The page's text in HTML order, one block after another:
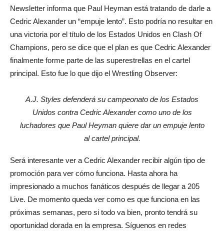
Newsletter informa que Paul Heyman está tratando de darle a
Cedric Alexander un “empuje lento”. Esto podría no resultar en
una victoria por el título de los Estados Unidos en Clash Of
Champions, pero se dice que el plan es que Cedric Alexander
finalmente forme parte de las superestrellas en el cartel
principal. Esto fue lo que dijo el Wrestling Observer:
A.J. Styles defenderá su campeonato de los Estados
Unidos contra Cedric Alexander como uno de los
luchadores que Paul Heyman quiere dar un empuje lento
al cartel principal.
Será interesante ver a Cedric Alexander recibir algún tipo de
promoción para ver cómo funciona. Hasta ahora ha
impresionado a muchos fanáticos después de llegar a 205
Live. De momento queda ver como es que funciona en las
próximas semanas, pero si todo va bien, pronto tendrá su
oportunidad dorada en la empresa. Síguenos en redes